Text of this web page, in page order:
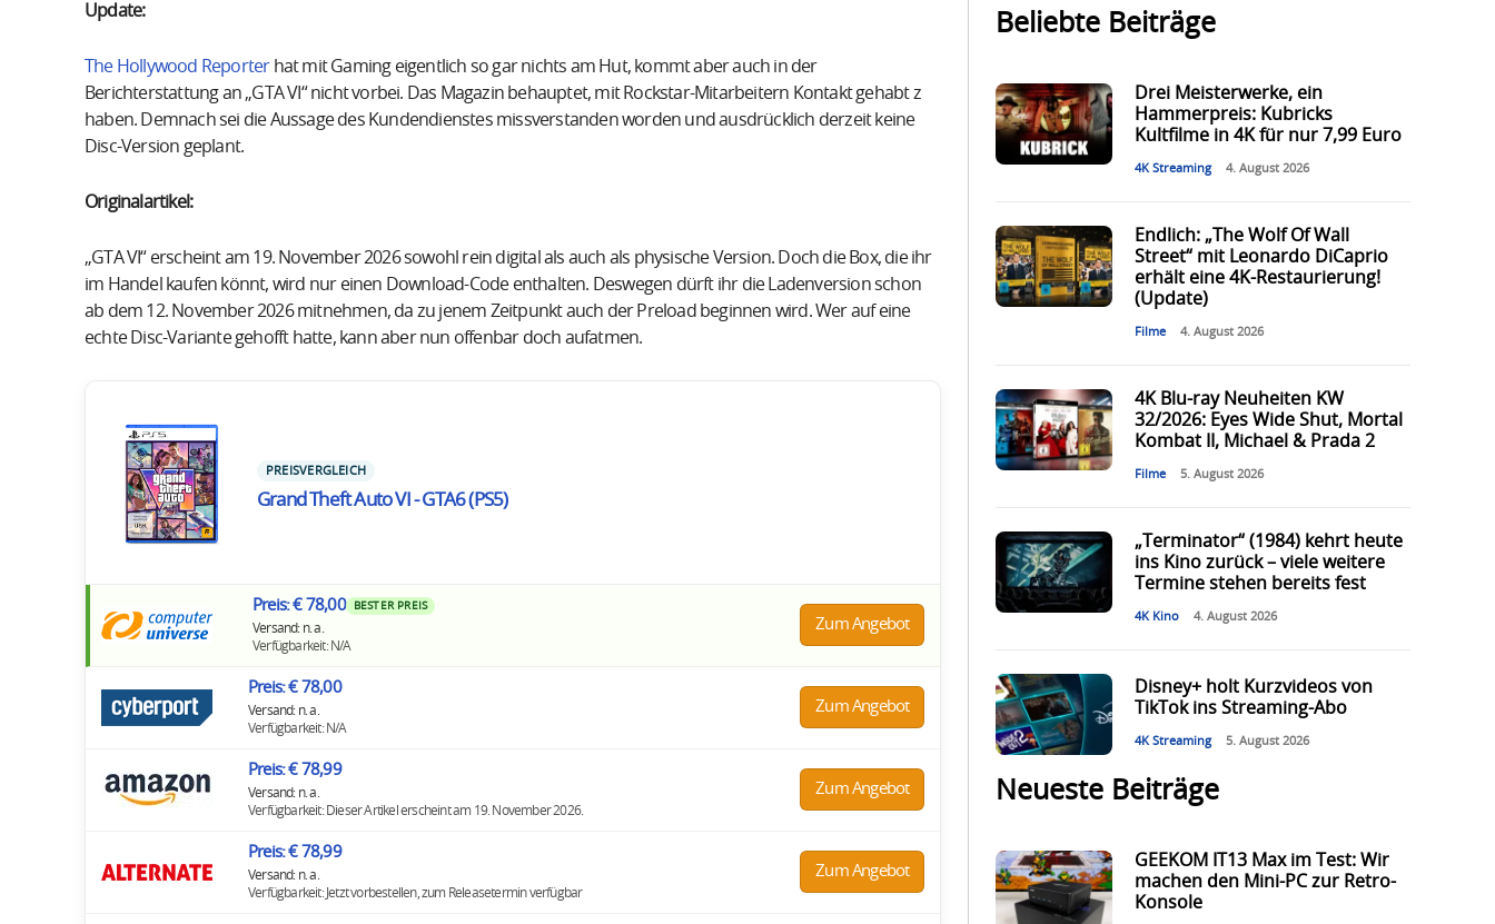
Update:
The Hollywood Reporterhat mit Gaming eigentlich so gar nichts am Hut, kommt aber auch in der
Berichterstattung an „GTA VI“ nicht vorbei. Das Magazin behauptet, mit Rockstar-Mitarbeitern Kontakt gehabt z
haben. Demnach sei die Aussage des Kundendienstes missverstanden worden und ausdrücklich derzeit keine
Disc-Version geplant.
Originalartikel:
„GTA VI“ erscheint am 19. November 2026 sowohl rein digital als auch als physische Version. Doch die Box, die ihr
im Handel kaufen könnt, wird nur einen Download-Code enthalten. Deswegen dürft ihr die Ladenversion schon
ab dem 12. November 2026 mitnehmen, da zu jenem Zeitpunkt auch der Preload beginnen wird. Wer auf eine
echte Disc-Variante gehofft hatte, kann aber nun offenbar doch aufatmen.
PREISVERGLEICH
Grand Theft Auto VI - GTA6 (PS5)
Preis: € 78,00 BESTER PREIS
Versand: n. a.
Verfügbarkeit: N/A
Zum Angebot
Preis: € 78,00
Versand: n. a.
Verfügbarkeit: N/A
Zum Angebot
Preis: € 78,99
Versand: n. a.
Verfügbarkeit: Dieser Artikel erscheint am 19. November 2026.
Zum Angebot
Preis: € 78,99
Versand: n. a.
Verfügbarkeit: Jetzt vorbestellen, zum Releasetermin verfügbar
Zum Angebot
Beliebte Beiträge
Drei Meisterwerke, ein
Hammerpreis: Kubricks
Kultfilme in 4K für nur 7,99 Euro
4K Streaming 4. August 2026
Endlich: „The Wolf Of Wall
Street“ mit Leonardo DiCaprio
erhält eine 4K-Restaurierung!
(Update)
Filme 4. August 2026
4K Blu-ray Neuheiten KW
32/2026: Eyes Wide Shut, Mortal
Kombat II, Michael & Prada 2
Filme 5. August 2026
„Terminator“ (1984) kehrt heute
ins Kino zurück – viele weitere
Termine stehen bereits fest
4K Kino 4. August 2026
Disney+ holt Kurzvideos von
TikTok ins Streaming-Abo
4K Streaming 5. August 2026
Neueste Beiträge
GEEKOM IT13 Max im Test: Wir
machen den Mini-PC zur Retro-
Konsole